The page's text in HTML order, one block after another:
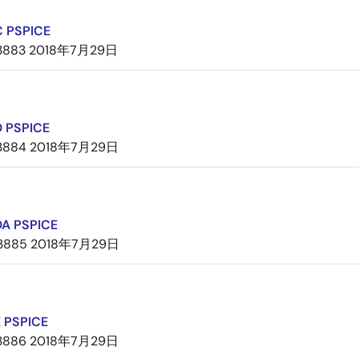
PSPICE
2018年7月29日
PSPICE
2018年7月29日
PSPICE
2018年7月29日
2018年7月29日